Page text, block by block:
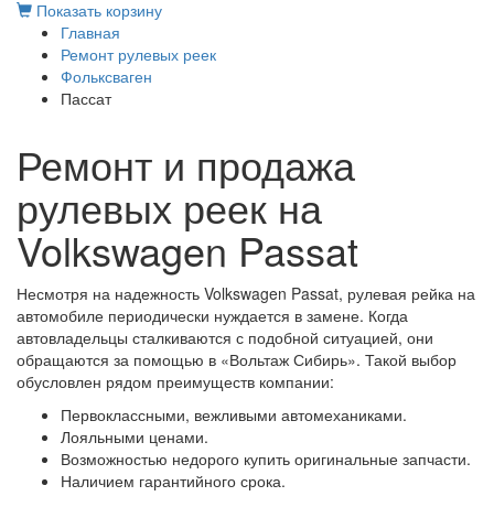
Показать корзину
Главная
Ремонт рулевых реек
Фольксваген
Пассат
Ремонт и продажа
рулевых реек на
Volkswagen Passat
Несмотря на надежность Volkswagen Passat, рулевая рейка на
автомобиле периодически нуждается в замене. Когда
автовладельцы сталкиваются с подобной ситуацией, они
обращаются за помощью в «Вольтаж Сибирь». Такой выбор
обусловлен рядом преимуществ компании:
Первоклассными, вежливыми автомеханиками.
Лояльными ценами.
Возможностью недорого купить оригинальные запчасти.
Наличием гарантийного срока.